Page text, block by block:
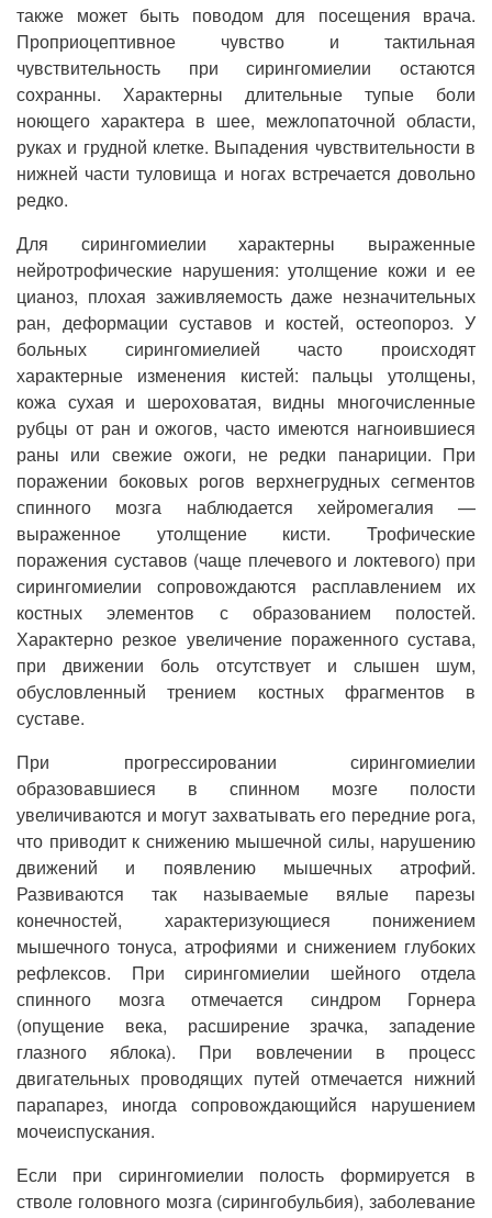
также может быть поводом для посещения врача.
Проприоцептивное чувство и тактильная
чувствительность при сирингомиелии остаются
сохранны. Характерны длительные тупые боли
ноющего характера в шее, межлопаточной области,
руках и грудной клетке. Выпадения чувствительности в
нижней части туловища и ногах встречается довольно
редко.
Для сирингомиелии характерны выраженные
нейротрофические нарушения: утолщение кожи и ее
цианоз, плохая заживляемость даже незначительных
ран, деформации суставов и костей, остеопороз. У
больных сирингомиелией часто происходят
характерные изменения кистей: пальцы утолщены,
кожа сухая и шероховатая, видны многочисленные
рубцы от ран и ожогов, часто имеются нагноившиеся
раны или свежие ожоги, не редки панариции. При
поражении боковых рогов верхнегрудных сегментов
спинного мозга наблюдается хейромегалия —
выраженное утолщение кисти. Трофические
поражения суставов (чаще плечевого и локтевого) при
сирингомиелии сопровождаются расплавлением их
костных элементов с образованием полостей.
Характерно резкое увеличение пораженного сустава,
при движении боль отсутствует и слышен шум,
обусловленный трением костных фрагментов в
суставе.
При прогрессировании сирингомиелии
образовавшиеся в спинном мозге полости
увеличиваются и могут захватывать его передние рога,
что приводит к снижению мышечной силы, нарушению
движений и появлению мышечных атрофий.
Развиваются так называемые вялые парезы
конечностей, характеризующиеся понижением
мышечного тонуса, атрофиями и снижением глубоких
рефлексов. При сирингомиелии шейного отдела
спинного мозга отмечается синдром Горнера
(опущение века, расширение зрачка, западение
глазного яблока). При вовлечении в процесс
двигательных проводящих путей отмечается нижний
парапарез, иногда сопровождающийся нарушением
мочеиспускания.
Если при сирингомиелии полость формируется в
стволе головного мозга (сирингобульбия), заболевание